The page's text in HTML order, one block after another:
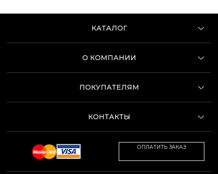
КАТАЛОГ
О КОМПАНИИ
ПОКУПАТЕЛЯМ
КОНТАКТЫ
ОПЛАТИТЬ ЗАКАЗ